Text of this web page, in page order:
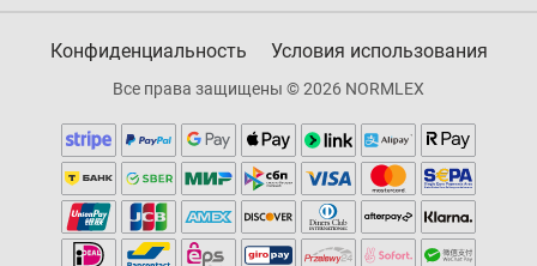
Конфиденциальность Условия использования
Все права защищены © 2026 NORMLEX